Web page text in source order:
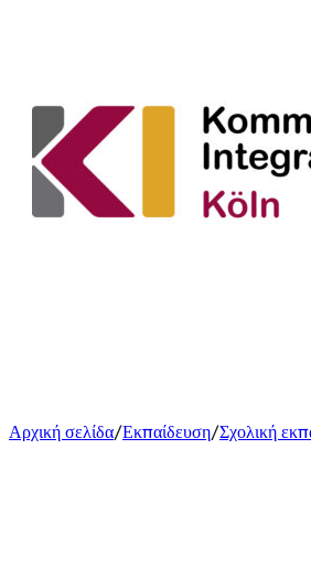
Αρχική σελίδα Εκπαίδευση Σχολική